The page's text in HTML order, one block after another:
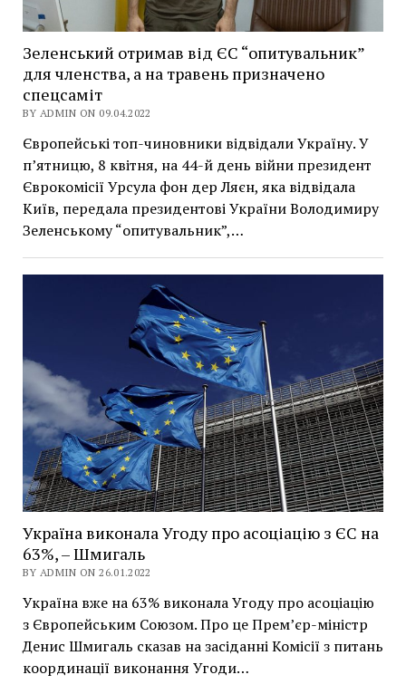
Зеленський отримав від ЄС “опитувальник”
для членства, а на травень призначено
спецсаміт
BY ADMIN ON 09.04.2022
Європейські топ-чиновники відвідали Україну. У
п’ятницю, 8 квітня, на 44-й день війни президент
Єврокомісії Урсула фон дер Ляєн, яка відвідала
Київ, передала президентові України Володимиру
Зеленському “опитувальник”,…
Україна виконала Угоду про асоціацію з ЄС на
63%, – Шмигаль
BY ADMIN ON 26.01.2022
Україна вже на 63% виконала Угоду про асоціацію
з Європейським Союзом. Про це Прем’єр-міністр
Денис Шмигаль сказав на засіданні Комісії з питань
координації виконання Угоди…